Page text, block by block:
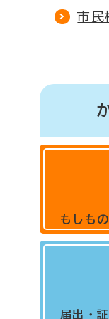
市民
もしも
届出・